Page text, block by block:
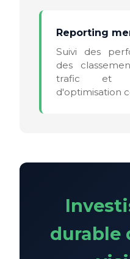
Reporting
Suivi des
des
trafic et
d'optimisation
durable